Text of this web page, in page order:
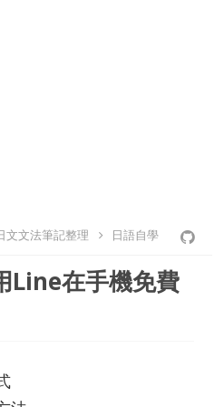
文文法筆記整理 日語自學
Line在手機免費